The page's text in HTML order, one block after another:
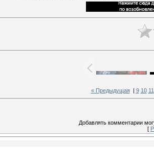
« Предыдущая| 9 10 11
Добавлять комментарии
[